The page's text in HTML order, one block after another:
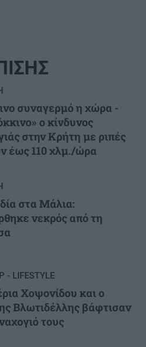
συναγερμό η χώρα -
ο κίνδυνος
στην Κρήτη με ριπές
έως 110 χλμ./ώρα
στα Μάλια:
νεκρός από τη
- LIFESTYLE
Χοψονίδου και ο
Βλωτιδέλλης βάφτισαν
τους